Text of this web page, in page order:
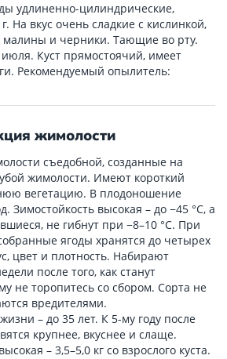
удлиненно-цилиндрические,
На вкус очень сладкие с кислинкой,
малины и черники. Тающие во рту.
Куст прямостоячий, имеет
Рекомендуемый опылитель:
жимолости
съедобной, созданные на
жимолости. Имеют короткий
вегетацию. В плодоношение
Зимостойкость высокая – до −45 °C, а
не гибнут при −8–10 °C. При
ягоды хранятся до четырех
цвет и плотность. Набирают
после того, как станут
не торопитесь со сбором. Сорта не
вредителями.
– до 35 лет. К 5-му году после
крупнее, вкуснее и слаще.
– 3,5–5,0 кг со взрослого куста.